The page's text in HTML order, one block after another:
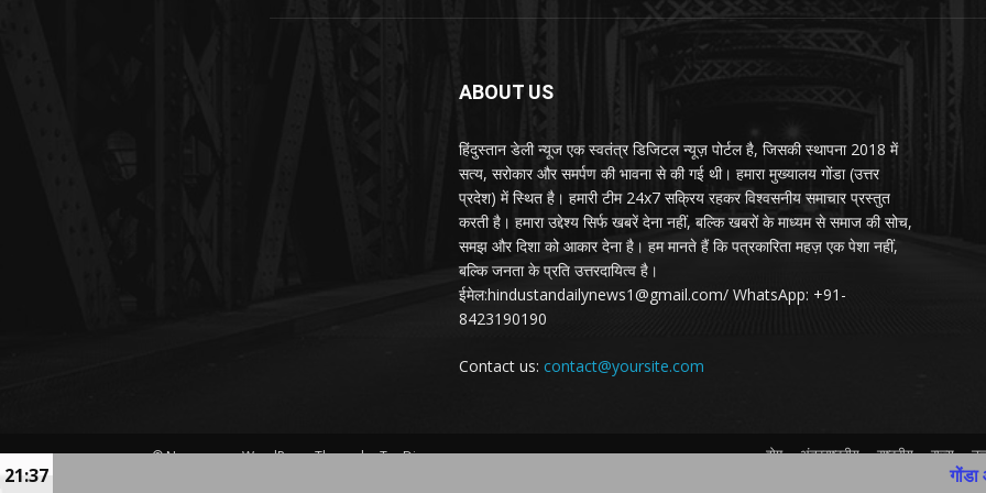
ABOUT US
हिंदुस्तान डेली न्यूज एक स्वतंत्र डिजिटल न्यूज़ पोर्टल है, जिसकी स्थापना 2018 में
सत्य, सरोकार और समर्पण की भावना से की गई थी। हमारा मुख्यालय गोंडा (उत्तर
प्रदेश) में स्थित है। हमारी टीम 24x7 सक्रिय रहकर विश्वसनीय समाचार प्रस्तुत
करती है। हमारा उद्देश्य सिर्फ खबरें देना नहीं, बल्कि खबरों के माध्यम से समाज की सोच,
समझ और दिशा को आकार देना है। हम मानते हैं कि पत्रकारिता महज़ एक पेशा नहीं,
बल्कि जनता के प्रति उत्तरदायित्व है।
ईमेल:hindustandailynews1@gmail.com/ WhatsApp: +91-
8423190190
Contact us: contact@yoursite.com
© Newspaper WordPress Theme by TagDiv होम अंतरराष्ट्रीय राष्ट्रीय राज्य
गोंडा आकाशीय बिजली
21:37